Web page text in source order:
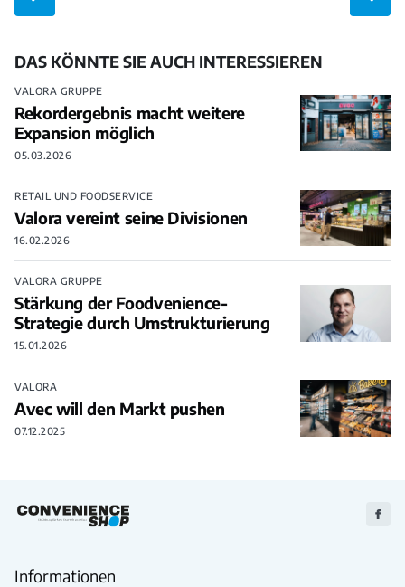
DAS KÖNNTE SIE AUCH INTERESSIEREN
VALORA GRUPPE
Rekordergebnis macht weitere
Expansion möglich
05.03.2026
RETAIL UND FOODSERVICE
Valora vereint seine Divisionen
16.02.2026
VALORA GRUPPE
Stärkung der Foodvenience-
Strategie durch Umstrukturierung
15.01.2026
VALORA
Avec will den Markt pushen
07.12.2025
Zu
Informationen